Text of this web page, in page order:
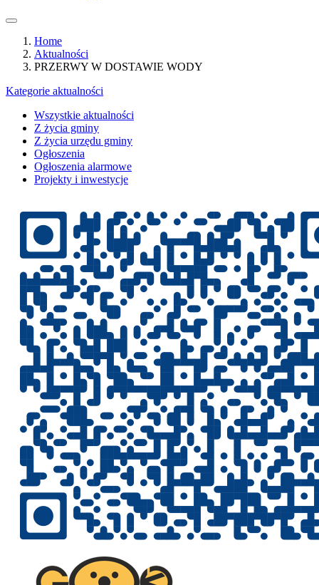
Home
Aktualności
PRZERWY W DOSTAWIE WODY
Kategorie aktualności
Wszystkie aktualności
Z życia gminy
Z życia urzędu gminy
Ogłoszenia
Ogłoszenia alarmowe
Projekty i inwestycje